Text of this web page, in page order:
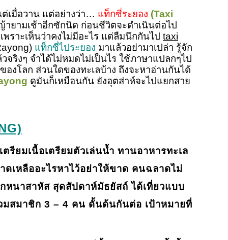
เมื่อวาน แต่อย่างว่า… แท็กซี่ระยอง (Taxi
ยามเช้าอีกซักนิด ก่อนชีวิตจะดำเนินต่อไป
ราะเห็นว่าคงไม่มีอะไร แต่ลืมนึกกันไป taxi
แท็กซี่ไประยอง มาแล้วอย่ามาเปล่า รู้จัก
ริงๆ จำได้ไม่หมดไม่เป็นไร ใช้ภาษาแปลกๆไป
โลก ส่วนใดของทะเลบ้าง ถึงจะหาอ่านกันได้
ดูมันก็เหมือนกัน ยังอุตส่าห์จะไปแยกสาย
รียมเนื้อเตรียมตัวเล่นน้ำ ทานอาหารทะเล
เหลืออะไรหาไว้อย่าให้ขาด คนฉลาดไม่
หนาสาหัส สุดสัปดาห์มัธยัสถ์ ได้เที่ยวแบบ
มสมาชิก 3 – 4 คน ดั้นด้นกันต่อ เป้าหมายที่